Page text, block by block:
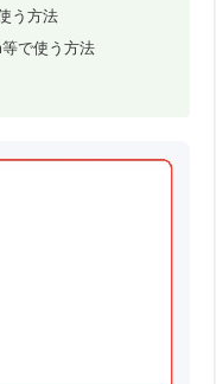
う方法
で使う方法